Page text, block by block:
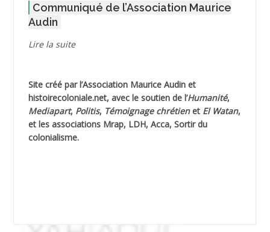
AGOULMINE
AHLOUCHE Mabrouk *
AIBLIED Ahmed
AICHEKADRA Sid Ahmed
Communiqué de l’Association Maurice
Audin
Lire la suite
Site créé par l’Association Maurice Audinet
histoirecoloniale.net, avec le soutien de l’Humanité,
Mediapart, Politis, Témoignage chrétienet El Watan,
et les associations Mrap, LDH, Acca, Sortir du
colonialisme.